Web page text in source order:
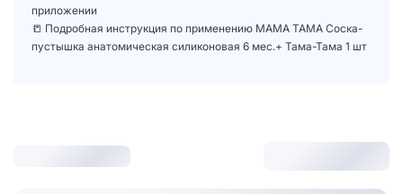
приложении
📒 Подробная инструкция по применению МАМА ТАМА Соска-
пустышка анатомическая силиконовая 6 мес.+ Тама-Тама 1 шт